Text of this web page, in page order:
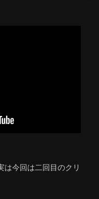
は今回は二回目のクリ